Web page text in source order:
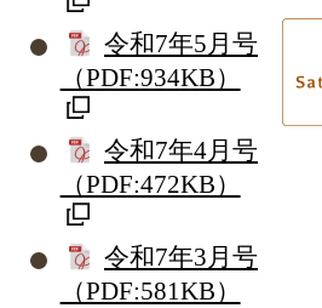
令和7年5月号
（PDF:934KB）
令和7年4月号
（PDF:472KB）
令和7年3月号
（PDF:581KB）